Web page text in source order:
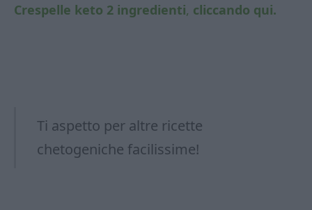
Crespelle keto 2 ingredienti, cliccando qui.
Ti aspetto per altre ricette
chetogeniche facilissime!